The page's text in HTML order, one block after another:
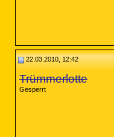
22.03.2010, 12:42
Trümmerlotte
Gesperrt